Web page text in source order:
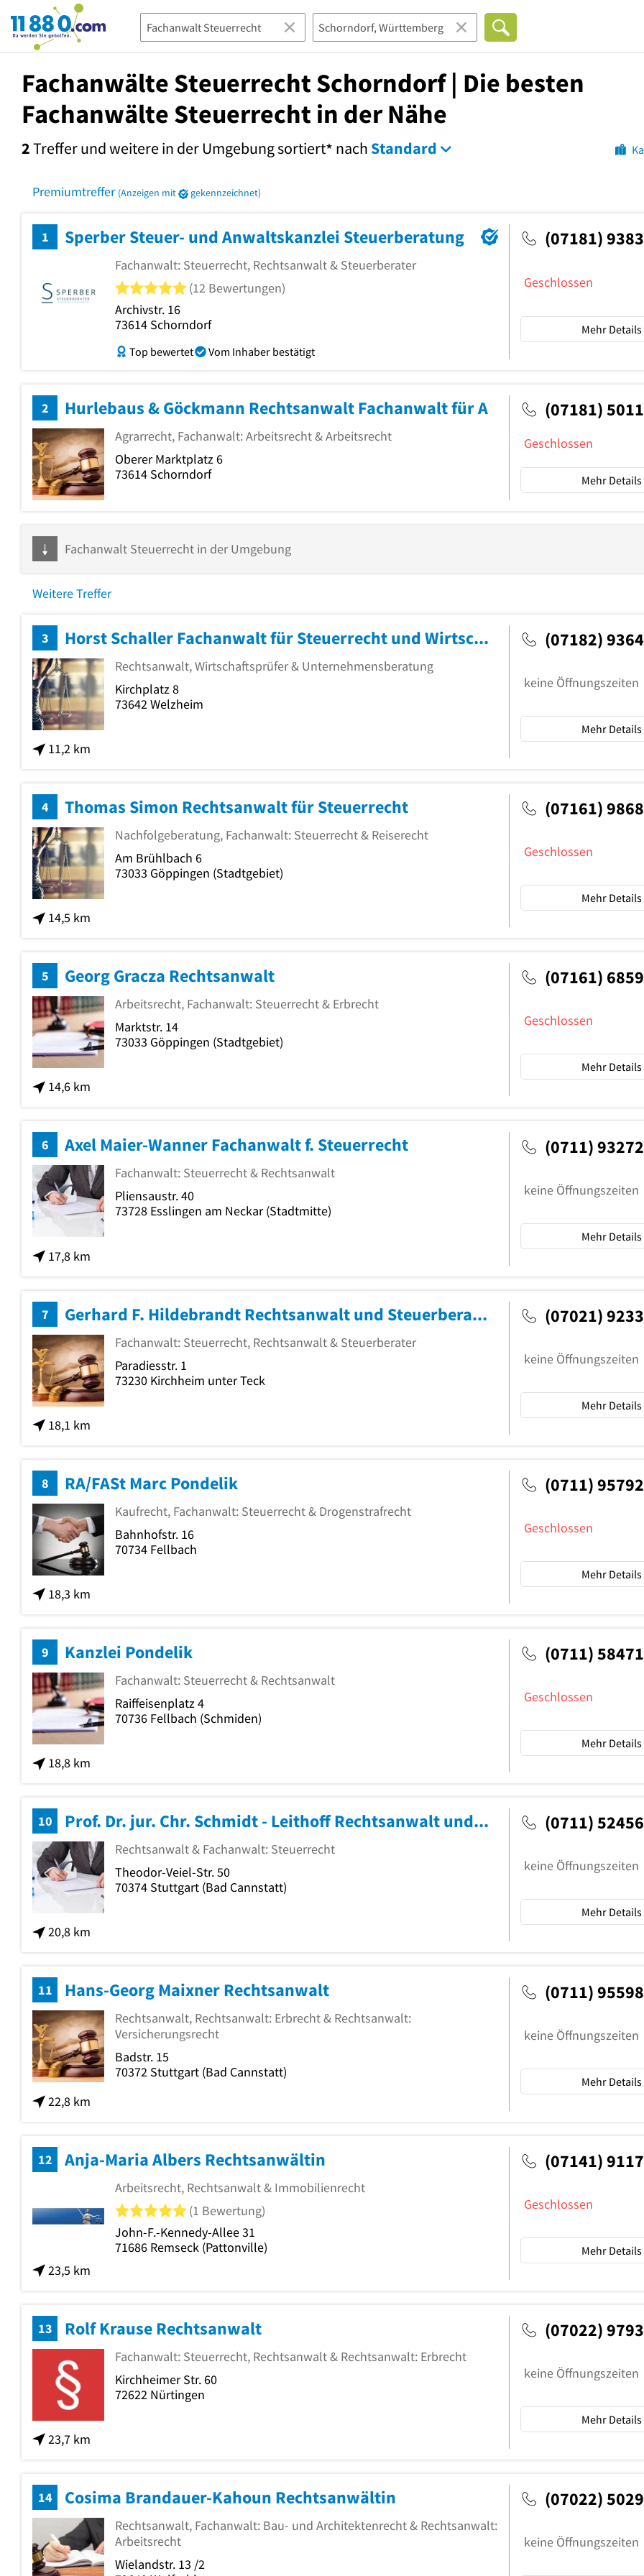
11880.com
Fachanwälte Steuerrecht Schorndorf | Die besten
Fachanwälte Steuerrecht in der Nähe
2Treffer und weitere in der Umgebungsortiert* nach Standard
Premiumtreffer (Anzeigen mit gekennzeichnet)
1 Sperber Steuer- und Anwaltskanzlei Steuerberatung
Fachanwalt: Steuerrecht, Rechtsanwalt & Steuerberater
5 von 5 Sternen
(12 Bewertungen)
Archivstr. 16
73614 Schorndorf
Top bewertet Vom Inhaber bestätigt
(07181)
Geschlossen
Mehr Details
2 Hurlebaus & Göckmann Rechtsanwalt Fachanwalt für A
Agrarrecht, Fachanwalt: Arbeitsrecht & Arbeitsrecht
Oberer Marktplatz 6
73614 Schorndorf
(07181) 5011
Geschlossen
Mehr Details
Fachanwalt Steuerrecht in der Umgebung
Weitere Treffer
3 Horst Schaller Fachanwalt für Steuerrecht und Wirtschaftsprüfer
11,2 km
Rechtsanwalt, Wirtschaftsprüfer & Unternehmensberatung
Kirchplatz 8
73642Welzheim
(07182)
keine Öffnungszeiten
Mehr Details
4 Thomas Simon Rechtsanwalt für Steuerrecht
14,5 km
Nachfolgeberatung, Fachanwalt: Steuerrecht & Reiserecht
Am Brühlbach 6
73033 Göppingen (Stadtgebiet)
(07161)
Geschlossen
Mehr Details
5 Georg Gracza Rechtsanwalt
14,6 km
Arbeitsrecht, Fachanwalt: Steuerrecht & Erbrecht
Marktstr. 14
73033 Göppingen (Stadtgebiet)
(07161)
Geschlossen
Mehr Details
6 Axel Maier-Wanner Fachanwalt f. Steuerrecht
17,8 km
Fachanwalt: Steuerrecht & Rechtsanwalt
Pliensaustr. 40
73728 Esslingen am Neckar(Stadtmitte)
(0711)
keine Öffnungszeiten
Mehr Details
7 Gerhard F. Hildebrandt Rechtsanwalt und Steuerberater
18,1 km
Fachanwalt: Steuerrecht, Rechtsanwalt & Steuerberater
Paradiesstr. 1
73230 Kirchheim unter Teck
(07021)
keine Öffnungszeiten
Mehr Details
8 RA/FASt Marc Pondelik
18,3 km
Kaufrecht, Fachanwalt: Steuerrecht & Drogenstrafrecht
Bahnhofstr. 16
70734 Fellbach
(0711)
Geschlossen
Mehr Details
9 Kanzlei Pondelik
18,8 km
Fachanwalt: Steuerrecht & Rechtsanwalt
Raiffeisenplatz 4
70736 Fellbach (Schmiden)
(0711)
Geschlossen
Mehr Details
10 Prof. Dr. jur. Chr. Schmidt - Leithoff Rechtsanwalt und Fachanwalt für Steuerrecht
20,8 km
Rechtsanwalt & Fachanwalt: Steuerrecht
Theodor-Veiel-Str. 50
70374 Stuttgart (Bad Cannstatt)
(0711)
keine Öffnungszeiten
Mehr Details
11 Hans-Georg Maixner Rechtsanwalt
22,8 km
Rechtsanwalt, Rechtsanwalt: Erbrecht & Rechtsanwalt:
Versicherungsrecht
Badstr. 15
70372 Stuttgart (Bad Cannstatt)
(0711)
keine Öffnungszeiten
Mehr Details
12 Anja-Maria Albers Rechtsanwältin
23,5 km
Arbeitsrecht, Rechtsanwalt & Immobilienrecht
5 von 5 Sternen
(1 Bewertung)
John-F.-Kennedy-Allee 31
71686 Remseck (Pattonville)
(07141)
Geschlossen
Mehr Details
13 Rolf Krause Rechtsanwalt
23,7 km
Fachanwalt: Steuerrecht, Rechtsanwalt & Rechtsanwalt: Erbrecht
Kirchheimer Str. 60
72622 Nürtingen
(07022)
keine Öffnungszeiten
Mehr Details
14 Cosima Brandauer-Kahoun Rechtsanwältin
Rechtsanwalt, Fachanwalt: Bau- und Architektenrecht & Rechtsanwalt:
Arbeitsrecht
Wielandstr. 13 /2
(07022)
keine Öffnungszeiten